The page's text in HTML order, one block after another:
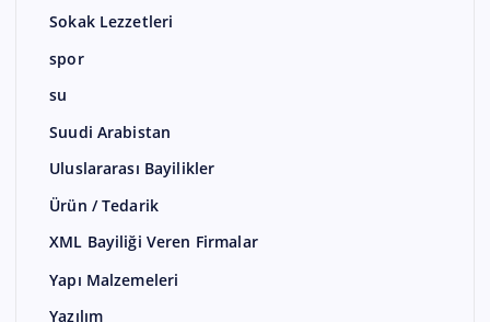
Sokak Lezzetleri
spor
su
Suudi Arabistan
Uluslararası Bayilikler
Ürün / Tedarik
XML Bayiliği Veren Firmalar
Yapı Malzemeleri
Yazılım